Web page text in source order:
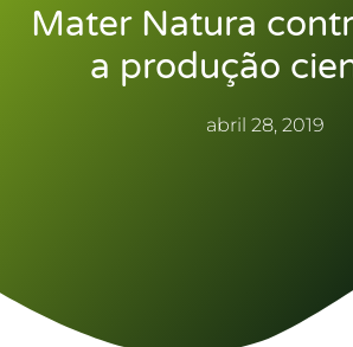
Mater Natura
a produção
abril 28, 2019